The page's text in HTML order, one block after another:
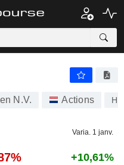
N.V. Actions
Varia. 1 janv.
+10,61%